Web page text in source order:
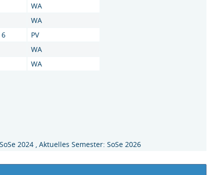
WA
WA
6
PV
WA
WA
2024 , Aktuelles Semester: SoSe 2026